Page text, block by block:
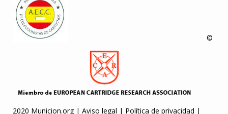
©
2020 Municion.org | Aviso legal | Política de privacidad |